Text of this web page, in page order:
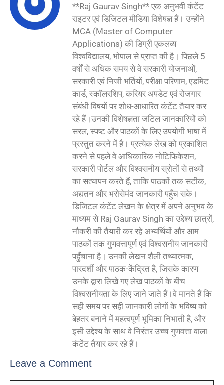
**Raj Gaurav Singh** एक अनुभवी कंटेंट
राइटर एवं डिजिटल मीडिया विशेषज्ञ हैं। उन्होंने
MCA (Master of Computer
Applications) की डिग्री एकलव्य
विश्वविद्यालय, भोपाल से प्राप्त की है। पिछले 5
वर्षों से अधिक समय से वे सरकारी योजनाओं,
सरकारी एवं निजी भर्तियों, परीक्षा परिणाम, एडमिट
कार्ड, स्कॉलरशिप, करियर अपडेट एवं रोजगार
संबंधी विषयों पर शोध-आधारित कंटेंट तैयार कर
रहे हैं।उनकी विशेषज्ञता जटिल जानकारियों को
सरल, स्पष्ट और पाठकों के लिए उपयोगी भाषा में
प्रस्तुत करने में है। प्रत्येक लेख को प्रकाशित
करने से पहले वे आधिकारिक नोटिफिकेशन,
सरकारी पोर्टल और विश्वसनीय स्रोतों से तथ्यों
का सत्यापन करते हैं, ताकि पाठकों तक सटीक,
अद्यतन और भरोसेमंद जानकारी पहुँच सके।
डिजिटल कंटेंट लेखन के क्षेत्र में अपने अनुभव के
माध्यम से Raj Gaurav Singh का उद्देश्य छात्रों,
नौकरी की तैयारी कर रहे अभ्यर्थियों और आम
पाठकों तक गुणवत्तापूर्ण एवं विश्वसनीय जानकारी
पहुँचाना है। उनकी लेखन शैली तथ्यात्मक,
पारदर्शी और पाठक-केंद्रित है, जिसके कारण
उनके द्वारा लिखे गए लेख पाठकों के बीच
विश्वसनीयता के लिए जाने जाते हैं।वे मानते हैं कि
सही समय पर सही जानकारी लोगों के भविष्य को
बेहतर बनाने में महत्वपूर्ण भूमिका निभाती है, और
इसी उद्देश्य के साथ वे निरंतर उच्च गुणवत्ता वाला
कंटेंट तैयार कर रहे हैं।
Leave a Comment